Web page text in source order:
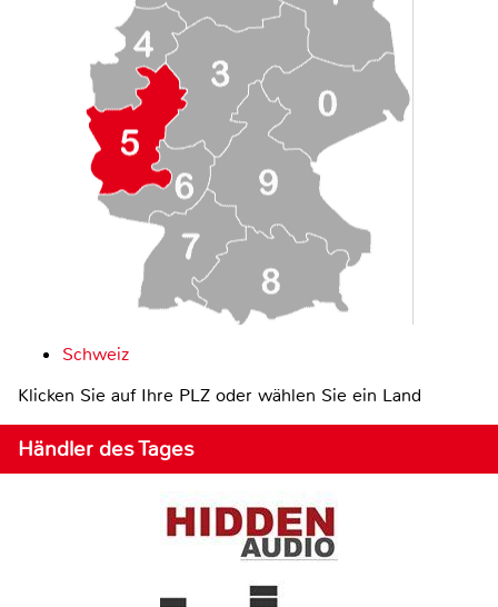
Schweiz
Klicken Sie auf Ihre PLZ oder wählen Sie ein Land
Händler des Tages